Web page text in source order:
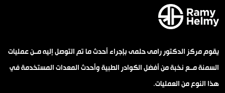
يقوم مركز الدكتور رامى حلمى بإجراء أحدث ما تم التوصل إليه مــن عمليات
السمنة مــع نخبة من أفضل الكوادر الطبية وأحدث المعدات المستخدمة في
هذا النوع من العمليات.